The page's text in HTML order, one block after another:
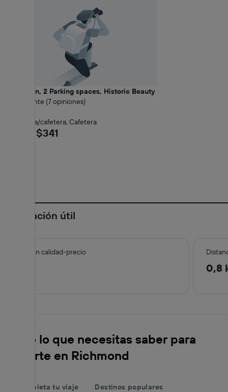
Downtown, 2 Parking spaces, Historic Beauty
10 Excelente (7 opiniones)
wifi, Tetera/cafetera, Cafetera
desde $341
Información útil
Relación calidad-precio
0,8
Todo lo que necesitas saber para
alojarte en Richmond
Completa tu viaje Destinos populares